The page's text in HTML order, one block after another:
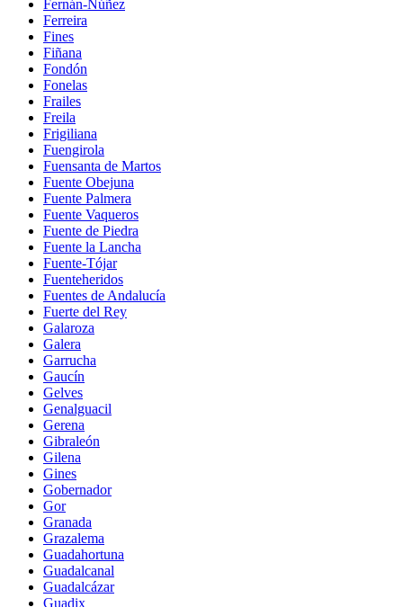
Fernán-Núñez
Ferreira
Fines
Fiñana
Fondón
Fonelas
Frailes
Freila
Frigiliana
Fuengirola
Fuensanta de Martos
Fuente Obejuna
Fuente Palmera
Fuente Vaqueros
Fuente de Piedra
Fuente la Lancha
Fuente-Tójar
Fuenteheridos
Fuentes de Andalucía
Fuerte del Rey
Galaroza
Galera
Garrucha
Gaucín
Gelves
Genalguacil
Gerena
Gibraleón
Gilena
Gines
Gobernador
Gor
Granada
Grazalema
Guadahortuna
Guadalcanal
Guadalcázar
Guadix